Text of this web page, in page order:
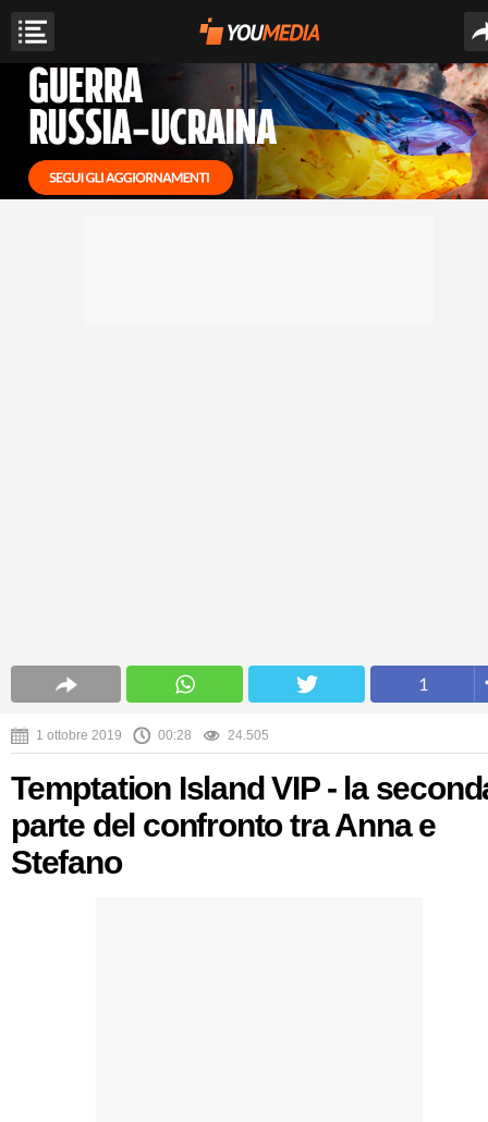
1
1 ottobre 2019 00:28 24.505
Temptation Island VIP - la
parte del confronto tra Anna e
Stefano